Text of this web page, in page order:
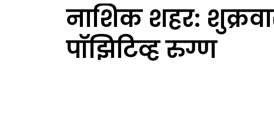
नाशिक शहर:
पॉझिटिव्ह रुग्ण